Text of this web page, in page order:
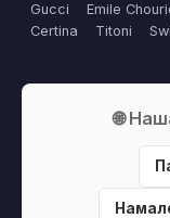
Gucci
Emile
Certina
Titoni
🌐